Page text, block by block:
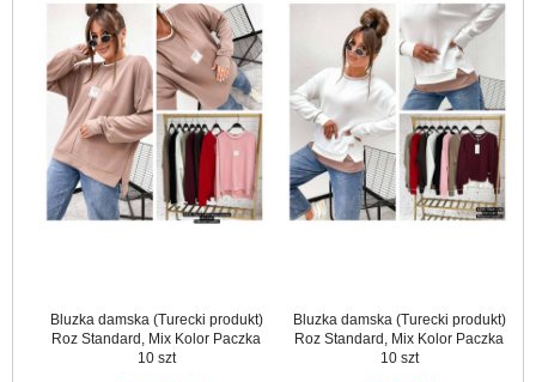
Bluzka damska (Turecki produkt)
Roz Standard, Mix Kolor Paczka
10 szt
Bluzka damska (Turecki produkt)
Roz Standard, Mix Kolor Paczka
10 szt